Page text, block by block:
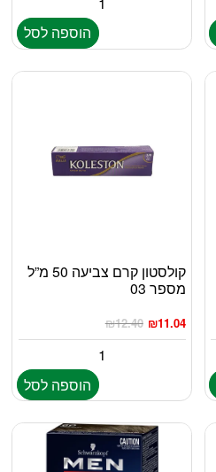
הוספה לסל
קולסטון קרם צביעה 50 מ”ל
מספר 03
₪12.40 ₪11.04
הוספה לסל